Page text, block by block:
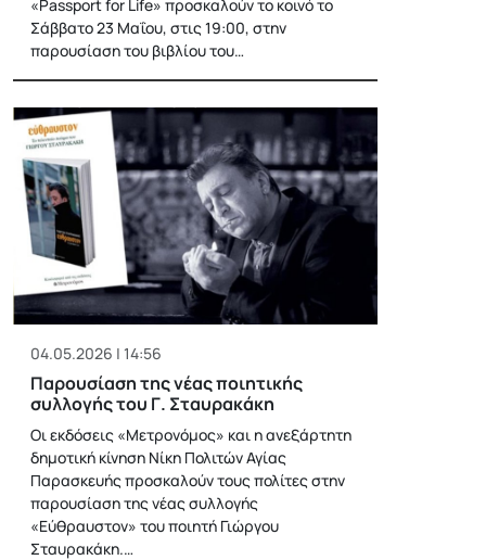
«Passport for Life» προσκαλούν το κοινό το
Σάββατο 23 Μαΐου, στις 19:00, στην
παρουσίαση του βιβλίου του…
04.05.2026 | 14:56
Παρουσίαση της νέας ποιητικής
συλλογής του Γ. Σταυρακάκη
Οι εκδόσεις «Μετρονόμος» και η ανεξάρτητη
δημοτική κίνηση Νίκη Πολιτών Αγίας
Παρασκευής προσκαλούν τους πολίτες στην
παρουσίαση της νέας συλλογής
«Εύθραυστον» του ποιητή Γιώργου
Σταυρακάκη.…